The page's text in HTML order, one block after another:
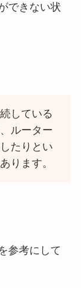
できない状
している
ルーター
たりとい
ります。
参考にして